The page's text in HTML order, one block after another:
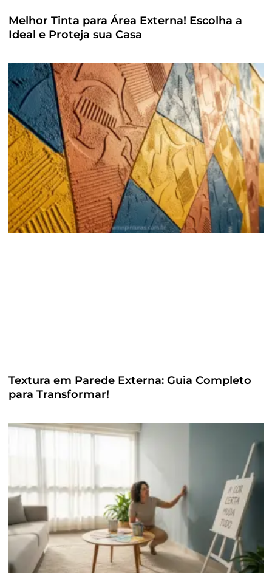
Melhor Tinta para Área Externa! Escolha a
Ideal e Proteja sua Casa
Textura em Parede Externa: Guia Completo
para Transformar!